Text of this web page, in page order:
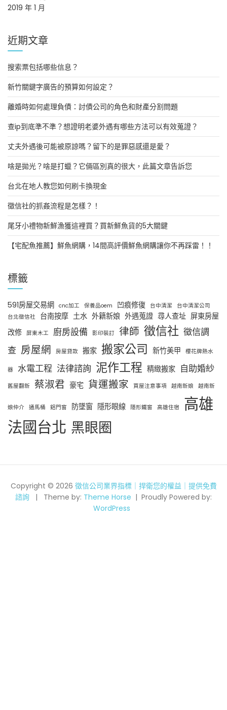
2019 年 1 月
近期文章
搜索票包括哪些信息？
新竹關鍵字廣告的預算如何設定？
離婚時如何處理負債：討債公司的角色和財產分割問題
查ip到底準不準？想證明老婆外遇有哪些方法可以有效蒐證？
丈夫外遇後可能被原諒嗎？留下的是罪惡感還是愛？
啥是拋光？啥是打蠟？它倆區別真的很大，此篇文章告訴您
台北在地人教您如何刷卡換現金
徵信社的抓姦流程是怎樣？！
尾牙小禮物新鮮漁獲這裡買？買新鮮魚貨的5大關鍵
【宅配魚推薦】鮮魚網購，14間高評價鮮魚網購讓你不再踩雷！！
標籤
591房屋交易網 cnc加工 保養品oem 凹痕修復 台中清潔
台中清潔公司
台北徵信社
台南按摩 土水 外籍新娘 外遇蒐證 尋人查址 屏東房屋
改修 屏東木工 廚房設備 影印裝訂 律師 徵信社 徵信調
查 房屋網 房屋貸款 搬家 搬家公司 新竹美甲 櫻花牌熱水
器 水電工程 法律諮詢 泥作工程 精緻搬家 自助婚紗
舊屋翻新 蔡淑君 豪宅 貨運搬家 買屋注意事項 越南新娘 越南新
娘仲介 通馬桶 鋁門窗 防墜窗 隱形眼線 隱形鐵窗 高雄住宿
高雄
法國台北 黑眼圈
Copyright © 2026 徵信公司業界指標｜捍衛您的權益｜提供免費
諮詢
Theme by: Theme Horse
Proudly Powered by:
WordPress